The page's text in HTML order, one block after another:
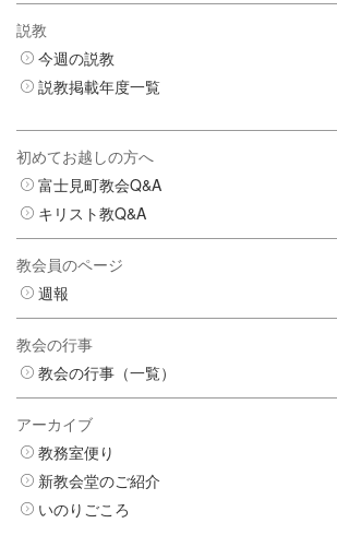
説教
今週の説教
説教掲載年度一覧
初めてお越しの方へ
富士見町教会Q&A
キリスト教Q&A
教会員のページ
週報
教会の行事
教会の行事（一覧）
アーカイブ
教務室便り
新教会堂のご紹介
いのりごころ